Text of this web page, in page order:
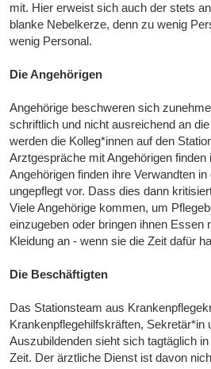
mit. Hier erweist sich auch der stets
blanke Nebelkerze, denn zu wenig
wenig Personal.
Die Angehörigen
Angehörige beschweren sich
schriftlich und nicht ausreichend an
werden die Kolleg*innen auf den
Arztgespräche mit Angehörigen
Angehörigen finden ihre Verwandten
ungepflegt vor. Dass dies dann
Viele Angehörige kommen, um
einzugeben oder bringen ihnen Essen
Kleidung an - wenn sie die Zeit dafür
Die Beschäftigten
Das Stationsteam aus
Krankenpflegehilfskräften, Sekretär*in
Auszubildenden sieht sich tagtäglich
Zeit. Der ärztliche Dienst ist davon